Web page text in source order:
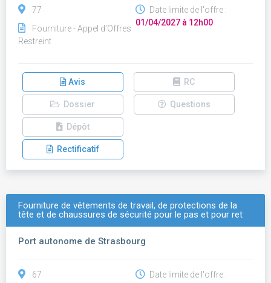
77
Fourniture - Appel d'Offres
Restreint
Date limite de l'offre :
01/04/2027 à 12h00
Avis RC
Dossier Questions
Dépôt
Rectificatif
Fourniture de vêtements de travail, de protections de la
tête et de chaussures de sécurité pour le pas et pour ret
Port autonome de Strasbourg
67
Date limite de l'offre :